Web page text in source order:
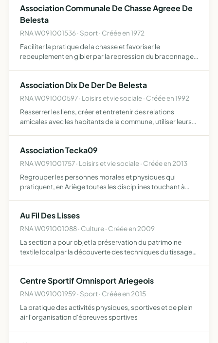
Association Communale De Chasse Agreee De
Belesta
RNA W091001536 · Sport · Créée en 1972
Faciliter la pratique de la chasse et favoriser le
repeuplement en gibier par la repression du braconnage
Association Dix De Der De Belesta
RNA W091000597 · Loisirs et vie sociale · Créée en 1992
Resserrer les liens, créer et entretenir des relations
amicales avec les habitants de la commune, utiliser leurs
Association Tecka09
RNA W091001757 · Loisirs et vie sociale · Créée en 2013
Regrouper les personnes morales et physiques qui
pratiquent, en Ariège toutes les disciplines touchant à
Au Fil Des Lisses
RNA W091001088 · Culture · Créée en 2009
La section a pour objet la préservation du patrimoine
textile local par la découverte des techniques du tissage
Centre Sportif Omnisport Ariegeois
RNA W091001959 · Sport · Créée en 2015
La pratique des activités physiques, sportives et de plein
air l'organisation d'épreuves sportives